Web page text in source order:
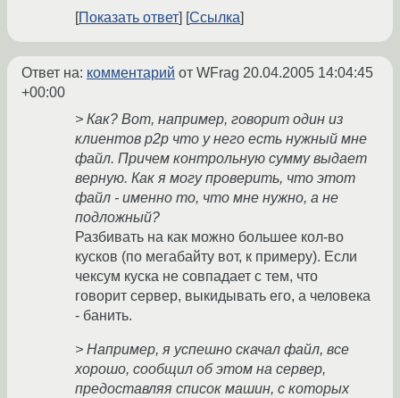
Показать ответ
Ссылка
Ответ на: комментарий от WFrag 20.04.2005 14:04:45
+00:00
> Как? Вот, например, говорит один из
клиентов p2p что у него есть нужный мне
файл. Причем контрольную сумму выдает
верную. Как я могу проверить, что этот
файл - именно то, что мне нужно, а не
подложный?
Разбивать на как можно большее кол-во
кусков (по мегабайту вот, к примеру). Если
чексум куска не совпадает с тем, что
говорит сервер, выкидывать его, а человека
- банить.
> Например, я успешно скачал файл, все
хорошо, сообщил об этом на сервер,
предоставляя список машин, с которых